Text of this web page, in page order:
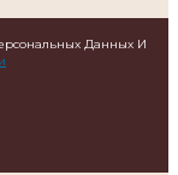
Данных И